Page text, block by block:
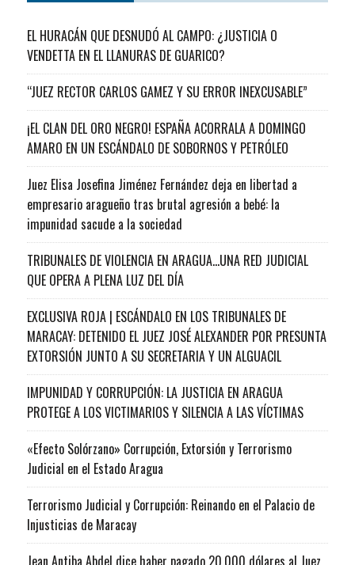
EL HURACÁN QUE DESNUDÓ AL CAMPO: ¿JUSTICIA O
VENDETTA EN EL LLANURAS DE GUARICO?
“JUEZ RECTOR CARLOS GAMEZ Y SU ERROR INEXCUSABLE”
¡EL CLAN DEL ORO NEGRO! ESPAÑA ACORRALA A DOMINGO
AMARO EN UN ESCÁNDALO DE SOBORNOS Y PETRÓLEO
Juez Elisa Josefina Jiménez Fernández deja en libertad a
empresario aragueño tras brutal agresión a bebé: la
impunidad sacude a la sociedad
TRIBUNALES DE VIOLENCIA EN ARAGUA…UNA RED JUDICIAL
QUE OPERA A PLENA LUZ DEL DÍA
EXCLUSIVA ROJA | ESCÁNDALO EN LOS TRIBUNALES DE
MARACAY: DETENIDO EL JUEZ JOSÉ ALEXANDER POR PRESUNTA
EXTORSIÓN JUNTO A SU SECRETARIA Y UN ALGUACIL
IMPUNIDAD Y CORRUPCIÓN: LA JUSTICIA EN ARAGUA
PROTEGE A LOS VICTIMARIOS Y SILENCIA A LAS VÍCTIMAS
«Efecto Solórzano» Corrupción, Extorsión y Terrorismo
Judicial en el Estado Aragua
Terrorismo Judicial y Corrupción: Reinando en el Palacio de
Injusticias de Maracay
Jean Antiba Abdel dice haber pagado 20.000 dólares al Juez